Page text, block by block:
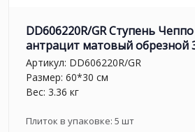
DD606220R/GR Ступень
антрацит матовый обрезной
Артикул: DD606220R/GR
Размер: 60*30 см
Вес: 3.36 кг
Плиток в упаковке: 5 шт